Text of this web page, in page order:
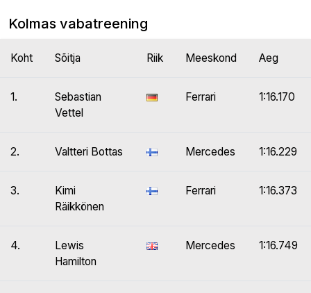
Kolmas vabatreening
Koht Sõitja Riik Meeskond Aeg
1.
Sebastian
Vettel
Ferrari 1:16.170
2. Valtteri Bottas Mercedes 1:16.229
3.
Kimi
Räikkönen
Ferrari 1:16.373
4.
Lewis
Hamilton
Mercedes 1:16.749